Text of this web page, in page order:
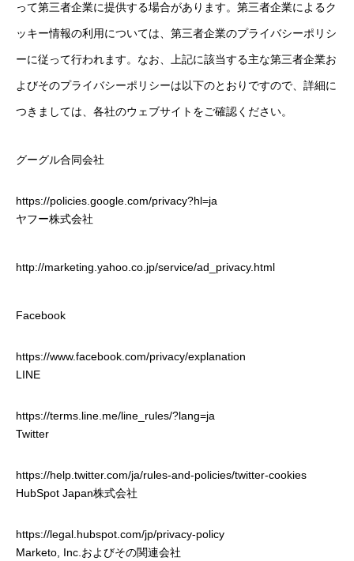
って第三者企業に提供する場合があります。第三者企業によるク
ッキー情報の利用については、第三者企業のプライバシーポリシ
ーに従って行われます。なお、上記に該当する主な第三者企業お
よびそのプライバシーポリシーは以下のとおりですので、詳細に
つきましては、各社のウェブサイトをご確認ください。
グーグル合同会社
https://policies.google.com/privacy?hl=ja
ヤフー株式会社
http://marketing.yahoo.co.jp/service/ad_privacy.html
Facebook
https://www.facebook.com/privacy/explanation
LINE
https://terms.line.me/line_rules/?lang=ja
Twitter
https://help.twitter.com/ja/rules-and-policies/twitter-cookies
HubSpot Japan株式会社
https://legal.hubspot.com/jp/privacy-policy
Marketo, Inc.およびその関連会社